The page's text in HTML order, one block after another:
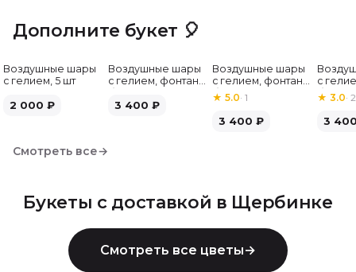
Дополните букет 🎈
Воздушные шары
с гелием, 5 шт
2 000 ₽
Воздушные шары
с гелием, фонтан,
шт
3 400 ₽
Воздушные шары
с гелием, фонтан,
бело-розовые, 7
шт
★5.0·1
3 400 ₽
с
бело-
★ 3.0· 2
3
Смотреть все→
Букеты с доставкой в Щербинке
Смотреть все цветы→